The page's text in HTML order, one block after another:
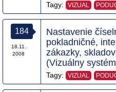
Tagy: VIZUAL
184
18.11.
2008
Nastavenie
pokladničné,
zákazky,
(Vizuálny
Tagy: VIZUAL